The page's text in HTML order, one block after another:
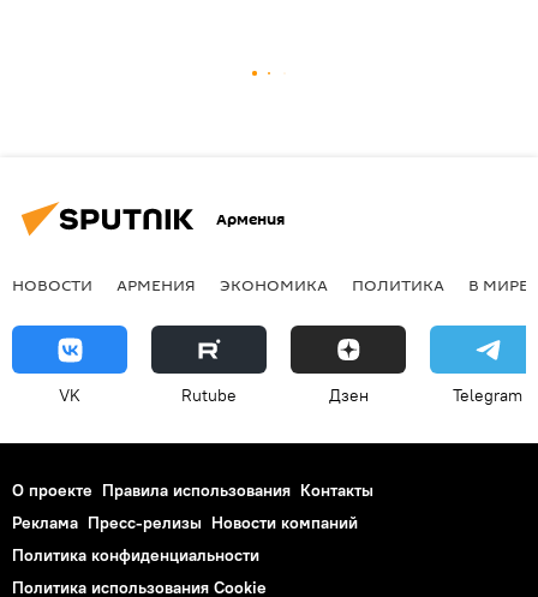
Армения
НОВОСТИ АРМЕНИЯ ЭКОНОМИКА ПОЛИТИКА В МИРЕ
VK Rutube Дзен Telegram
О проекте Правила использования Контакты
Реклама Пресс-релизы Новости компаний
Политика конфиденциальности
Политика использования Cookie